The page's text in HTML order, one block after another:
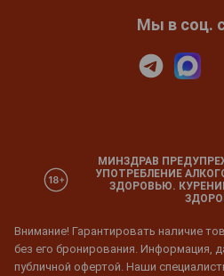
Мы в соц.
МИНЗДРАВ
УПОТРЕБЛЕНИЕ
ЗДОРОВЬЮ.
Внимание! Гарантировать наличие
без его бронирования. Информация,
публичной офертой. Наши